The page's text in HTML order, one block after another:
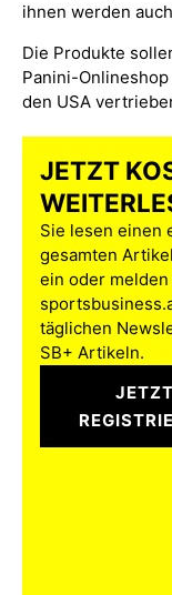
ihnen werden
Die Produkte
Panini-
den USA
JETZT
Sie lesen einen
gesamten
ein oder
täglichen
SB+ Artikeln.
JETZT